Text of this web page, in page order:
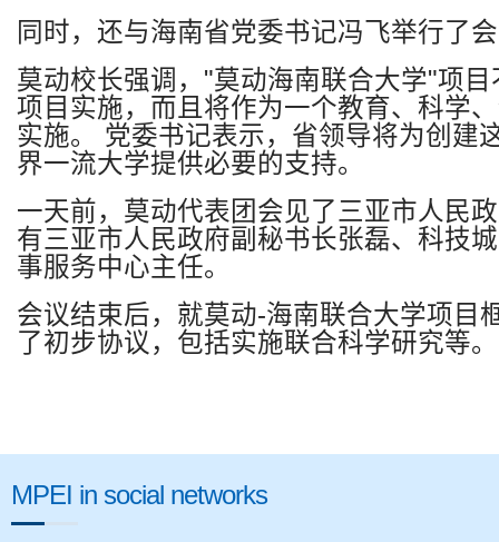
同时，还与海南省党委书记冯飞举行了
莫动校长强调， "莫动海南联合大学"项目
项目实施，而且将作为一个教育、科学
实施。
党委书记表示，省领导将为创建
界一流大学提供必要的支持。
一天前，莫动代表团会见了三亚市人民
有三亚市人民政府副秘书长张磊、科技
事服务中心主任。
会议结束后，就莫动-海南联合大学项目
了初步协议，包括实施联合科学研究等。
MPEI in social networks